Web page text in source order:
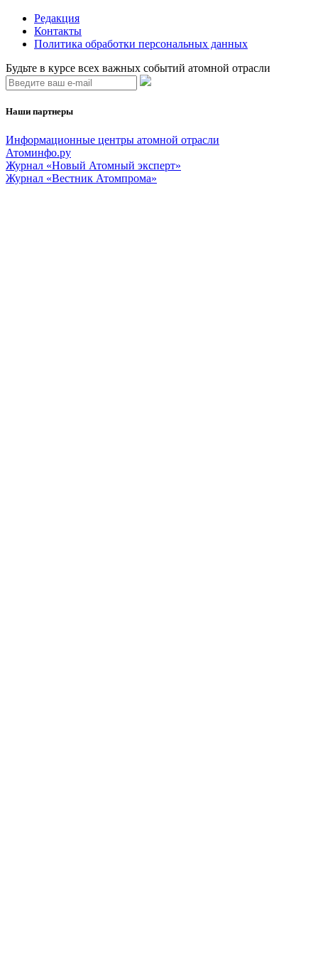
Редакция
Контакты
Политика обработки персональных данных
Будьте в курсе всех важных событий атомной отрасли
Наши партнеры
Информационные центры атомной отрасли
Атоминфо.ру
Журнал «Новый Атомный эксперт»
Журнал «Вестник Атомпрома»